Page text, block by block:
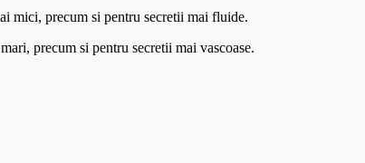
mici, precum si pentru secretii mai fluide.
precum si pentru secretii mai vascoase.